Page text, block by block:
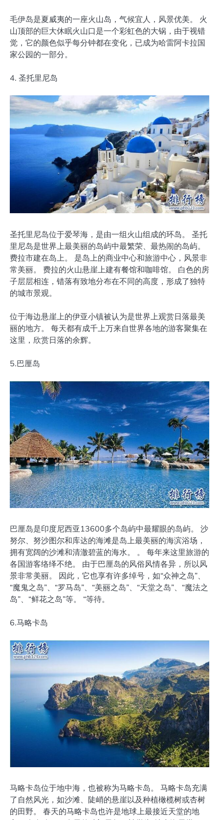
毛伊岛是夏威夷的一座火山岛，气候宜人，风景优美。 火
山顶部的巨大休眠火山口是一个彩虹色的大锅，由于视错
觉，它的颜色似乎每分钟都在变化，已成为哈雷阿卡拉国
家公园的一部分。
4. 圣托里尼岛
圣托里尼岛位于爱琴海，是由一组火山组成的环岛。 圣托
里尼岛是世界上最美丽的岛屿中最繁荣、最热闹的岛屿。
费拉市建在岛上。 是岛上的商业中心和旅游中心，风景非
常美丽。 费拉的火山悬崖上建有餐馆和咖啡馆。 白色的房
子层层相连，错落有致地分布在不同的高度，形成了独特
的城市景观。
位于海边悬崖上的伊亚小镇被认为是世界上观赏日落最美
丽的地方。 每天都有成千上万来自世界各地的游客聚集在
这里，欣赏日落的余辉。
5.巴厘岛
巴厘岛是印度尼西亚13600多个岛屿中最耀眼的岛屿。 沙
努尔、努沙图尔和库达的海滩是岛上最美丽的海滨浴场，
拥有宽阔的沙滩和清澈碧蓝的海水。 。 每年来这里旅游的
各国游客络绎不绝。 由于巴厘岛的风俗风情各异，所以风
景非常美丽。 因此，它也享有许多绰号，如“众神之岛”、
“魔鬼之岛”、“罗马岛”、“美丽之岛”、“天堂之岛”、“魔法之
岛”、“鲜花之岛”等。 “等待。
6.马略卡岛
马略卡岛位于地中海，也被称为马略卡岛。 马略卡岛充满
了自然风光，如沙滩、陡峭的悬崖以及种植橄榄树或杏树
的田野。 春天的马略卡岛也许是地球上最接近天堂的地